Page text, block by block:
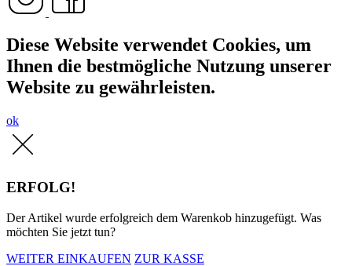
Diese Website verwendet Cookies, um
Ihnen die bestmögliche Nutzung unserer
Website zu gewährleisten.
ok
ERFOLG!
Der Artikel wurde erfolgreich dem Warenkob hinzugefügt. Was
möchten Sie jetzt tun?
WEITER EINKAUFEN ZUR KASSE